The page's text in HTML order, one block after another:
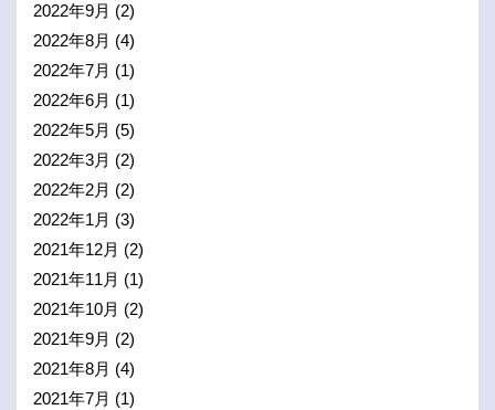
2022年9月 (2)
2022年8月 (4)
2022年7月 (1)
2022年6月 (1)
2022年5月 (5)
2022年3月 (2)
2022年2月 (2)
2022年1月 (3)
2021年12月 (2)
2021年11月 (1)
2021年10月 (2)
2021年9月 (2)
2021年8月 (4)
2021年7月 (1)